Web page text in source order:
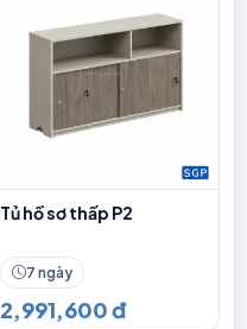
Tủ hồ sơ thấp P2
7 ngày
2,991,600 đ